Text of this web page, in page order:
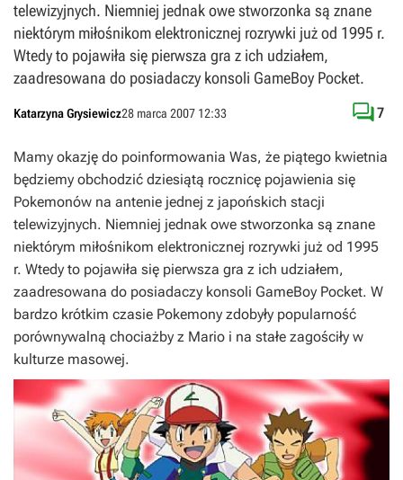
telewizyjnych. Niemniej jednak owe stworzonka są znane
niektórym miłośnikom elektronicznej rozrywki już od 1995 r.
Wtedy to pojawiła się pierwsza gra z ich udziałem,
zaadresowana do posiadaczy konsoli GameBoy Pocket.
Katarzyna Grysiewicz28 marca 2007 12:33 7
Mamy okazję do poinformowania Was, że piątego kwietnia
będziemy obchodzić dziesiątą rocznicę pojawienia się
Pokemonów na antenie jednej z japońskich stacji
telewizyjnych. Niemniej jednak owe stworzonka są znane
niektórym miłośnikom elektronicznej rozrywki już od 1995
r. Wtedy to pojawiła się pierwsza gra z ich udziałem,
zaadresowana do posiadaczy konsoli GameBoy Pocket. W
bardzo krótkim czasie Pokemony zdobyły popularność
porównywalną chociażby z Mario i na stałe zagościły w
kulturze masowej.